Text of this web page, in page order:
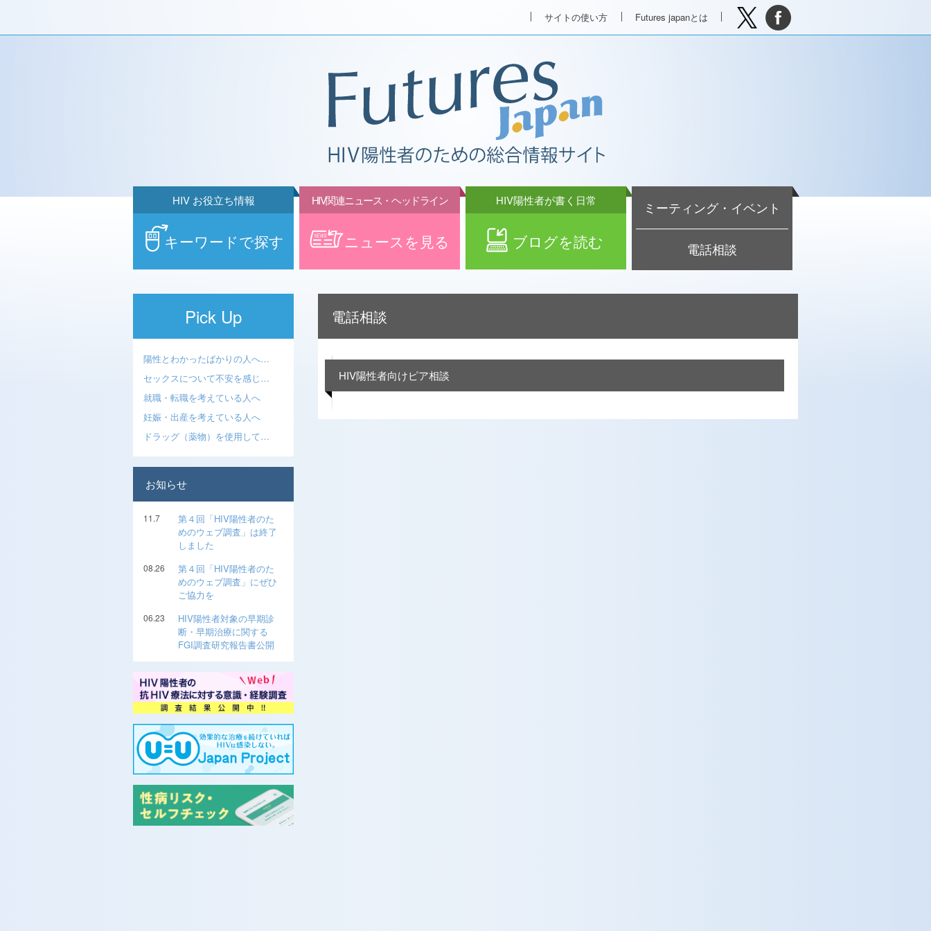
サイトの使い方 Futures japanとは
キーワードで探す
HIV お役立ち情報
ニュースを見る
HIV関連ニュース・ヘッドライン
ブログを読む
HIV陽性者が書く日常 ミーティング・イベント
電話相談
電話相談
HIV陽性者向けピア相談
Pick Up
陽性とわかったばかりの人へ…
セックスについて不安を感じ…
就職・転職を考えている人へ
妊娠・出産を考えている人へ
ドラッグ（薬物）を使用して…
お知らせ
11.7
第４回「HIV陽性者のた
めのウェブ調査」は終了
しました
08.26
第４回「HIV陽性者のた
めのウェブ調査」にぜひ
ご協力を
06.23
HIV陽性者対象の早期診
断・早期治療に関する
FGI調査研究報告書公開